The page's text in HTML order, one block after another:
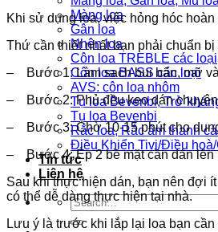
Màng loa
Gân loa
Nhện loa
Côn loa TREBLE các loại
Côn loa BASS các loại
AVS: côn loa nhôm
Tụ loa Bevenbi, Trở
Tụ loa Bevenbi
Rắc loa, Rắc âm thanh
Điều Khiển Tivi/Điều hoà/
Tin tức
Liên hệ
Search
for:
Khi sử dụng loa, việc hỏng hóc
Thứ cần thiết nhất bạn phải chuẩn
– Bước 1: Làm sạch bụi bẩn, mỡ và
– Bước 2: Phủ đều keo dán chuyên
– Bước 3: Chờ 10-15 phút cho
– Bước 4: Ép 2 bề mặt cần dán lên
Sau khi thực hiện dán, bạn nên đợi
có thể dễ dàng thực hiện tại nhà.
Lưu ý là trước khi lắp lại loa bạn